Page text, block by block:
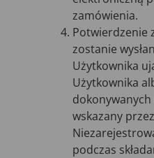
zamówienia.
Potwierdzenie
zostanie
Użytkownika
Użytkownika
wskazany
podczas